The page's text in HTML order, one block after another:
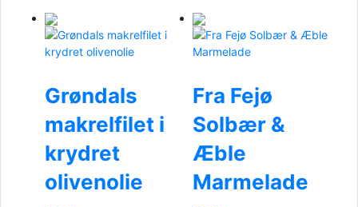
Grøndals
makrelfilet i
krydret
olivenolie
Fra Fejø
Solbær &
Æble
Marmelade